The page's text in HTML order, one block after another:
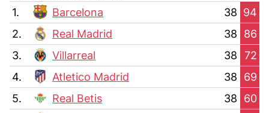
1.
Barcelona 38 94
2.
Real Madrid 38
86
3.
Villarreal 38
72
4.
Atletico Madrid 38
69
5.
Real Betis 38
60